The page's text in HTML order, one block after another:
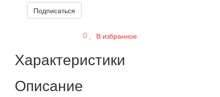
Подписаться
В избранное
Характеристики
Описание